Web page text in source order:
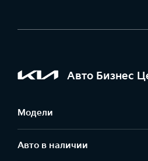
Авто Бизнес
Модели
Авто в наличии